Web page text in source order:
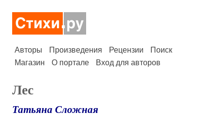
Авторы Произведения Рецензии
Поиск
Магазин
О портале Вход для авторов
Лес
Татьяна Сложная